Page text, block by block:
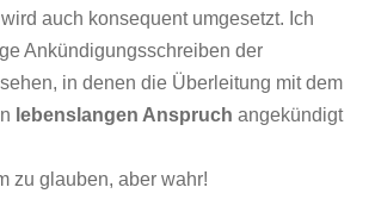
auch konsequent umgesetzt. Ich
Ankündigungsschreiben der
in denen die Überleitung mit dem
lebenslangen Anspruch angekündigt
zu glauben, aber wahr!